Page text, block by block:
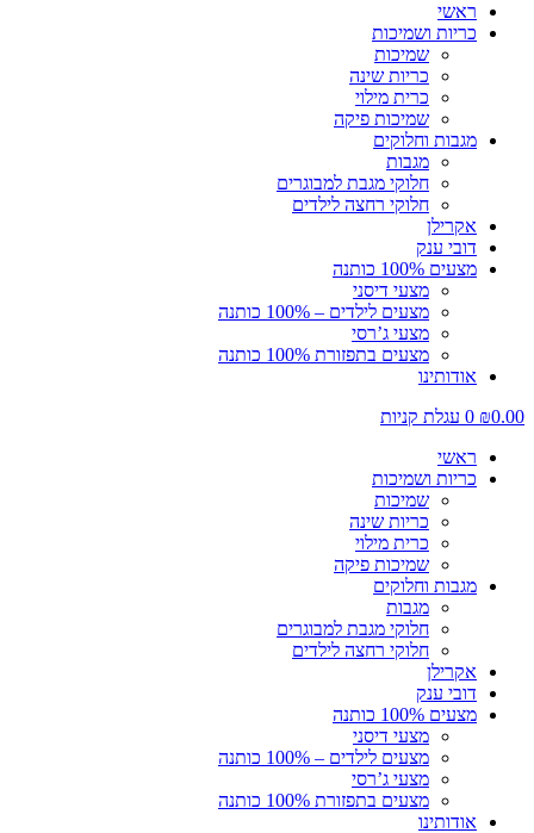
ראשי
כריות ושמיכות
שמיכות
כריות שינה
כרית מילוי
שמיכות פיקה
מגבות וחלוקים
מגבות
חלוקי מגבת למבוגרים
חלוקי רחצה לילדים
אקרילן
דובי ענק
מצעים 100% כותנה
מצעי דיסני
מצעים לילדים – 100% כותנה
מצעי ג’רסי
מצעים בתפזורת 100% כותנה
אודותינו
₪0.00
0 עגלת קניות
ראשי
כריות ושמיכות
שמיכות
כריות שינה
כרית מילוי
שמיכות פיקה
מגבות וחלוקים
מגבות
חלוקי מגבת למבוגרים
חלוקי רחצה לילדים
אקרילן
דובי ענק
מצעים 100% כותנה
מצעי דיסני
מצעים לילדים – 100% כותנה
מצעי ג’רסי
מצעים בתפזורת 100% כותנה
אודותינו